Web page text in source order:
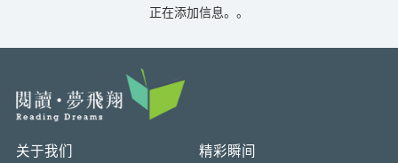
正在添加信息。。
关于我们 精彩瞬间